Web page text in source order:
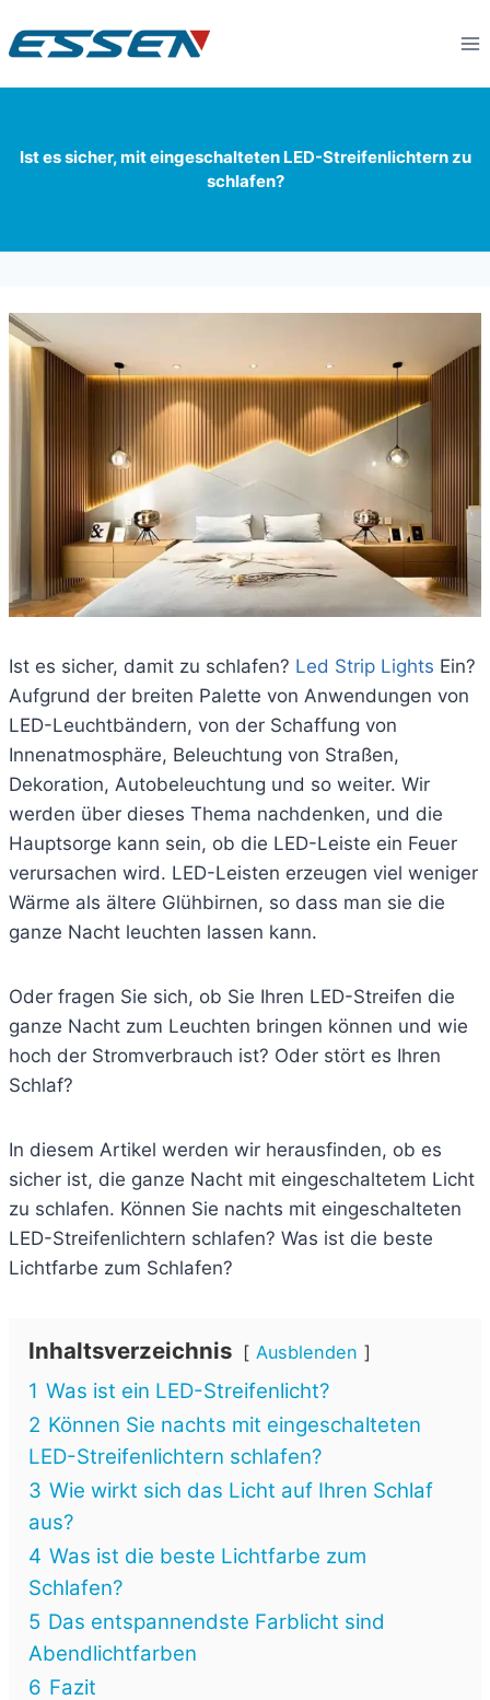
Ist es sicher, mit eingeschalteten LED-Streifenlichtern zu
schlafen?
Ist es sicher, damit zu schlafen? Led Strip Lights Ein?
Aufgrund der breiten Palette von Anwendungen von
LED-Leuchtbändern, von der Schaffung von
Innenatmosphäre, Beleuchtung von Straßen,
Dekoration, Autobeleuchtung und so weiter. Wir
werden über dieses Thema nachdenken, und die
Hauptsorge kann sein, ob die LED-Leiste ein Feuer
verursachen wird. LED-Leisten erzeugen viel weniger
Wärme als ältere Glühbirnen, so dass man sie die
ganze Nacht leuchten lassen kann.
Oder fragen Sie sich, ob Sie Ihren LED-Streifen die
ganze Nacht zum Leuchten bringen können und wie
hoch der Stromverbrauch ist? Oder stört es Ihren
Schlaf?
In diesem Artikel werden wir herausfinden, ob es
sicher ist, die ganze Nacht mit eingeschaltetem Licht
zu schlafen. Können Sie nachts mit eingeschalteten
LED-Streifenlichtern schlafen? Was ist die beste
Lichtfarbe zum Schlafen?
Inhaltsverzeichnis Ausblenden
1 Was ist ein LED-Streifenlicht?
2 Können Sie nachts mit eingeschalteten
LED-Streifenlichtern schlafen?
3 Wie wirkt sich das Licht auf Ihren Schlaf
aus?
4 Was ist die beste Lichtfarbe zum
Schlafen?
5 Das entspannendste Farblicht sind
Abendlichtfarben
6 Fazit